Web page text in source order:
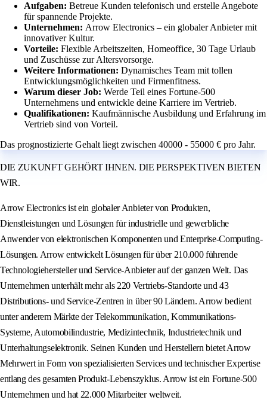
Aufgaben: Betreue Kunden telefonisch und erstelle Angebote
für spannende Projekte.
Unternehmen: Arrow Electronics – ein globaler Anbieter mit
innovativer Kultur.
Vorteile: Flexible Arbeitszeiten, Homeoffice, 30 Tage Urlaub
und Zuschüsse zur Altersvorsorge.
Weitere Informationen: Dynamisches Team mit tollen
Entwicklungsmöglichkeiten und Firmenfitness.
Warum dieser Job: Werde Teil eines Fortune-500
Unternehmens und entwickle deine Karriere im Vertrieb.
Qualifikationen: Kaufmännische Ausbildung und Erfahrung im
Vertrieb sind von Vorteil.
Das prognostizierte Gehalt liegt zwischen 40000 - 55000 € pro Jahr.
DIE ZUKUNFT GEHÖRT IHNEN. DIE PERSPEKTIVEN BIETEN
WIR.
Arrow Electronics ist ein globaler Anbieter von Produkten,
Dienstleistungen und Lösungen für industrielle und gewerbliche
Anwender von elektronischen Komponenten und Enterprise-Computing-
Lösungen. Arrow entwickelt Lösungen für über 210.000 führende
Technologiehersteller und Service-Anbieter auf der ganzen Welt. Das
Unternehmen unterhält mehr als 220 Vertriebs-Standorte und 43
Distributions- und Service-Zentren in über 90 Ländern. Arrow bedient
unter anderem Märkte der Telekommunikation, Kommunikations-
Systeme, Automobilindustrie, Medizintechnik, Industrietechnik und
Unterhaltungselektronik. Seinen Kunden und Herstellern bietet Arrow
Mehrwert in Form von spezialisierten Services und technischer Expertise
entlang des gesamten Produkt-Lebenszyklus. Arrow ist ein Fortune-500
Unternehmen und hat 22.000 Mitarbeiter weltweit.